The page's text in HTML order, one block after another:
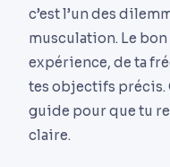
c’est l’un des
musculation. Le
expérience, de ta
tes objectifs précis.
guide pour que tu
claire.